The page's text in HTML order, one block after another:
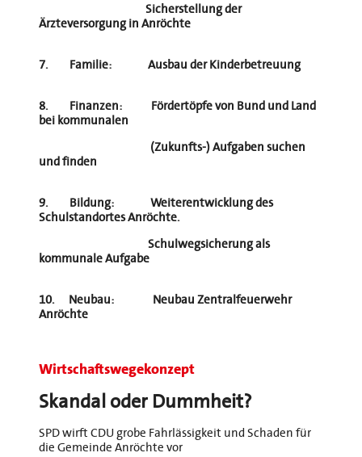
Sicherstellung der
Ärzteversorgung in Anröchte
7. Familie:Ausbau der Kinderbetreuung
8. Finanzen:Fördertöpfe von Bund und Land
bei kommunalen
(Zukunfts-) Aufgaben suchen
und finden
9. Bildung:
Weiterentwicklung des
Schulstandortes Anröchte.
Schulwegsicherung als
kommunale Aufgabe
10. Neubau:Neubau Zentralfeuerwehr
Anröchte
Wirtschaftswegekonzept
Skandal oder Dummheit?
SPD wirft CDU grobe Fahrlässigkeit und Schaden für
die Gemeinde Anröchte vor